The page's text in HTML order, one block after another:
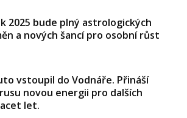
2025 bude plný astrologických
a nových šancí pro osobní růst
vstoupil do Vodnáře. Přináší
novou energii pro dalších
let.